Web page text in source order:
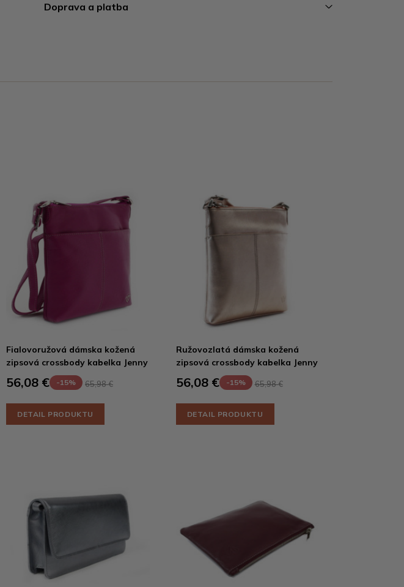
Doprava a platba
Fialovoružová dámska kožená
zipsová crossbody kabelka Jenny
56,08 € -15% 65,98 €
DETAIL PRODUKTU
Ružovozlatá dámska kožená
zipsová crossbody kabelka Jenny
56,08 € -15% 65,98 €
DETAIL PRODUKTU